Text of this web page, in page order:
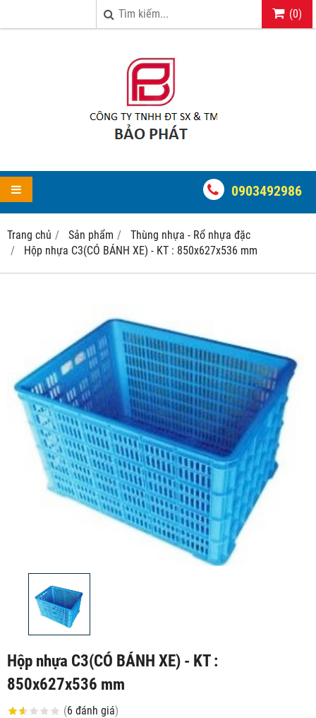
(0)
0903492986
Trang chủ Sản phẩm
Thùng nhựa - Rổ nhựa đặc
Hộp nhựa C3(CÓ BÁNH XE) - KT : 850x627x536 mm
Hộp nhựa C3(CÓ BÁNH XE) - KT :
850x627x536 mm
(6 đánh giá)